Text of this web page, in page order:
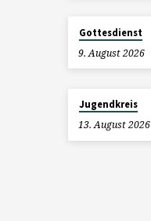
Gottesdienst
9. August 2026
Jugendkreis
13. August 2026